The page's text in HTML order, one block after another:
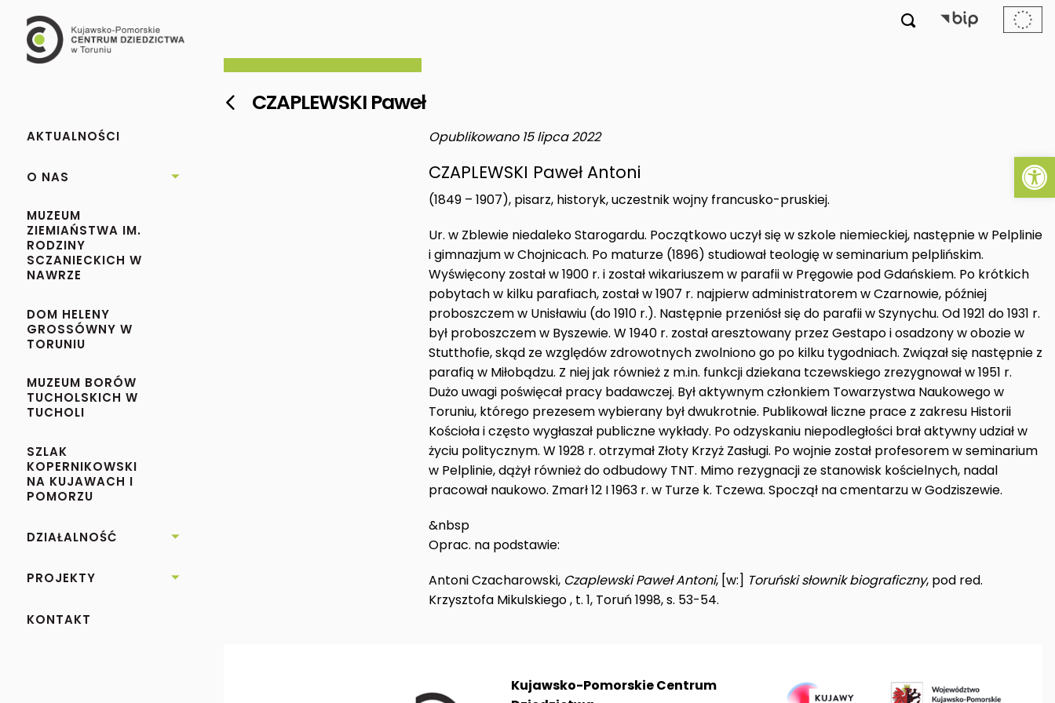
AKTUALNOŚCI
O NAS 
MUZEUM
ZIEMIAŃSTWA IM.
RODZINY
SCZANIECKICH W
NAWRZE
DOM HELENY
GROSSÓWNY W
TORUNIU
MUZEUM BORÓW
TUCHOLSKICH W
TUCHOLI
SZLAK
KOPERNIKOWSKI
NA KUJAWACH I
POMORZU
DZIAŁALNOŚĆ 
PROJEKTY 
KONTAKT

 CZAPLEWSKI Paweł
Opublikowano 15 lipca 2022
CZAPLEWSKI Paweł Antoni
(1849 – 1907), pisarz, historyk, uczestnik wojny francusko-pruskiej.
Ur. w Zblewie niedaleko Starogardu. Początkowo uczył się w szkole niemieckiej, następnie w Pelplinie
i gimnazjum w Chojnicach. Po maturze (1896) studiował teologię w seminarium pelplińskim.
Wyświęcony został w 1900 r. i został wikariuszem w parafii w Pręgowie pod Gdańskiem. Po krótkich
pobytach w kilku parafiach, został w 1907 r. najpierw administratorem w Czarnowie, później
proboszczem w Unisławiu (do 1910 r.). Następnie przeniósł się do parafii w Szynychu. Od 1921 do 1931 r.
był proboszczem w Byszewie. W 1940 r. został aresztowany przez Gestapo i osadzony w obozie w
Stutthofie, skąd ze względów zdrowotnych zwolniono go po kilku tygodniach. Związał się następnie z
parafią w Miłobądzu. Z niej jak również z m.in. funkcji dziekana tczewskiego zrezygnował w 1951 r.
Dużo uwagi poświęcał pracy badawczej. Był aktywnym członkiem Towarzystwa Naukowego w
Toruniu, którego prezesem wybierany był dwukrotnie. Publikował liczne prace z zakresu Historii
Kościoła i często wygłaszał publiczne wykłady. Po odzyskaniu niepodległości brał aktywny udział w
życiu politycznym. W 1928 r. otrzymał Złoty Krzyż Zasługi. Po wojnie został profesorem w seminarium
w Pelplinie, dążył również do odbudowy TNT. Mimo rezygnacji ze stanowisk kościelnych, nadal
pracował naukowo. Zmarł 12 I 1963 r. w Turze k. Tczewa. Spoczął na cmentarzu w Godziszewie.
&nbsp
Oprac. na podstawie:
Antoni Czacharowski, Czaplewski Paweł Antoni, [w:] Toruński słownik biograficzny, pod red.
Krzysztofa Mikulskiego , t. 1, Toruń 1998, s. 53-54.
Kujawsko-Pomorskie Centrum